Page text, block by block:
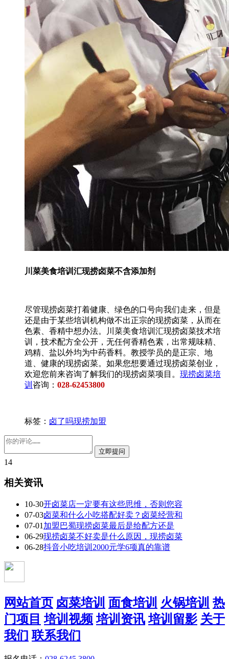
川菜美食培训汇现捞卤菜不含添加剂
尽管现捞卤菜打着健康、绿色的口号向我们走来，但是
还是由于某些培训机构做不出正宗的现捞卤菜，从而在
色素、香精中想办法。川菜美食培训汇现捞卤菜技术培
训，技术配方全公开，无任何香精色素，出常规味精、
鸡精、盐以外均为中药香料。教授学员的是正宗、地
道、健康的现捞卤菜。如果您想要通过现捞卤菜创业，
欢迎您前来咨询了解我们的现捞卤菜项目。 现捞卤菜培
训 咨询： 028-62453800
标签： 卤了吗现捞加盟
14
相关资讯
10-30开卤菜店一定要有这些思维，否则您容
07-03卤菜和什么小吃搭配好卖？卤菜经营和
07-01 加盟巴蜀现捞卤菜最后是给配方还是
06-29现捞卤菜不好卖是什么原因，现捞卤菜
06-28抖音小吃培训2000元学6项真的靠谱
网站首页 卤菜培训 面食培训 火锅培训 热
门项目 培训视频 培训资讯 培训留影 关于
我们 联系我们